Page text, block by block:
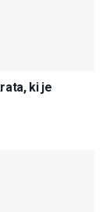
ki je